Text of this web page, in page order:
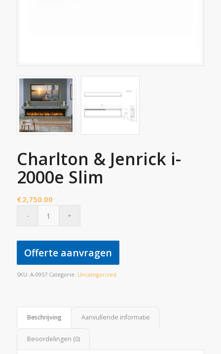
Charlton & Jenrick i-
2000e Slim
€2,750.00
Offerte aanvragen
SKU: A-0957 Categorie: Uncategorized
Beschrijving Aanvullende informatie
Beoordelingen (0)